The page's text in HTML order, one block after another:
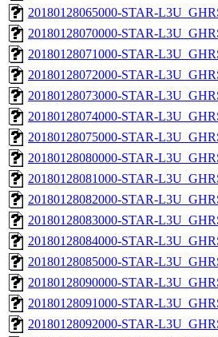
20180128065000-STAR-
20180128070000-STAR-
20180128071000-STAR-
20180128072000-STAR-
20180128073000-STAR-
20180128074000-STAR-
20180128075000-STAR-
20180128080000-STAR-
20180128081000-STAR-
20180128082000-STAR-
20180128083000-STAR-
20180128084000-STAR-
20180128085000-STAR-
20180128090000-STAR-
20180128091000-STAR-
20180128092000-STAR-